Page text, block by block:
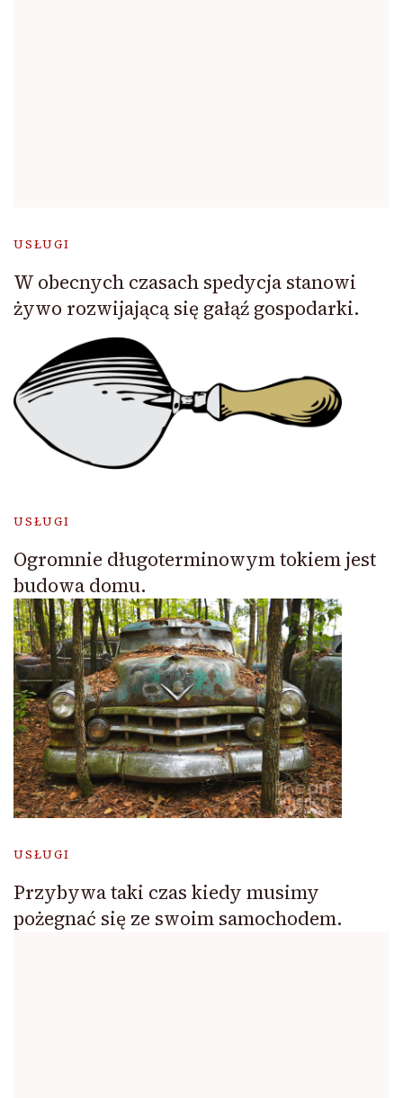
USŁUGI
W obecnych czasach spedycja stanowi
żywo rozwijającą się gałąź gospodarki.
USŁUGI
Ogromnie długoterminowym tokiem jest
budowa domu.
USŁUGI
Przybywa taki czas kiedy musimy
pożegnać się ze swoim samochodem.